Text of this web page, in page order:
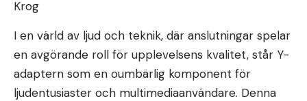
I en värld av ljud och teknik, där anslutningar spelar
en avgörande roll för upplevelsens kvalitet, står Y-
adaptern som en oumbärlig komponent för
ljudentusiaster och multimediaanvändare. Denna